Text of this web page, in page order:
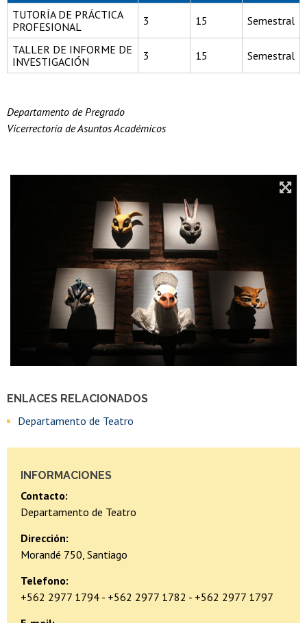
ENLACES RELACIONADOS
Departamento de Teatro
INFORMACIONES
Contacto:
Departamento de Teatro
Dirección:
Morandé 750, Santiago
Telefono:
+562 2977 1794 - +562 2977 1782 - +562 2977 1797
TUTORÍA DE PRÁCTICA
PROFESIONAL
3 15 Semestral
TALLER DE INFORME DE
INVESTIGACIÓN
3 15 Semestral
Departamento de Pregrado
Vicerrectoría de Asuntos Académicos